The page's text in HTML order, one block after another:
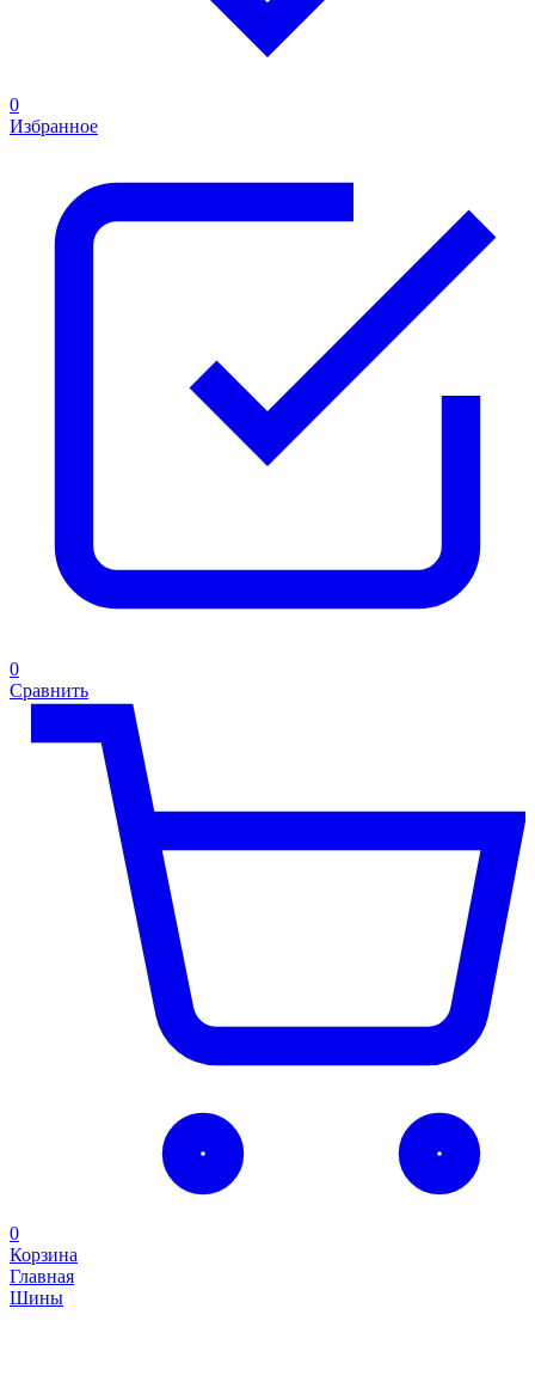
0
Избранное
0
Сравнить
0
Корзина
Главная
Шины